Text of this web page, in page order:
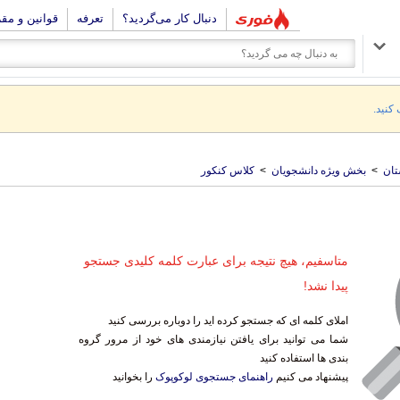
دنبال کار می‌گردید؟ تعرفه قوانین و
کنید.
> بخش ویژه دانشجویان > کلاس کنکور
متاسفیم، هیچ نتیجه برای عبارت کلمه کلیدی جستجو
پیدا نشد!
املای کلمه ای که جستجو کرده اید را دوباره بررسی کنید
شما می توانید برای یافتن نیازمندی های خود از مرور گروه
بندی ها استفاده کنید
پیشنهاد می کنیم راهنمای جستجوی لوکوپوک را بخوانید